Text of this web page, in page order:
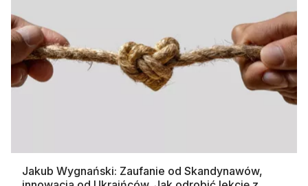
Jakub Wygnański: Zaufanie od Skandynawów,